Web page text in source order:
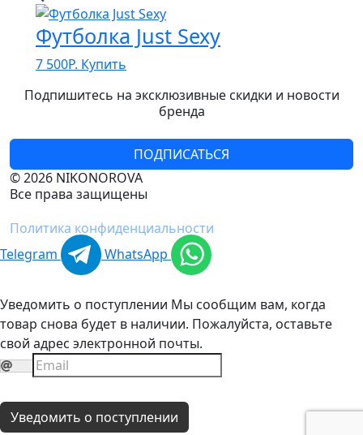
Футболка Just Sexy
7 500Р. Купить
Подпишитесь на эксклюзивные скидки и новости
бренда
ПОДПИСАТЬСЯ
© 2026 NIKONOROVA
Все права защищены
Политика конфиденциальности
Telegram
WhatsApp
Уведомить о поступлении Мы сообщим вам, когда
товар снова будет в наличии. Пожалуйста, оставьте
свой адрес электронной почты.
Уведомить о поступлении